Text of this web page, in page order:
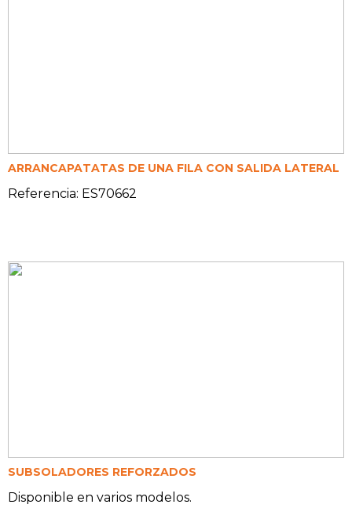
ARRANCAPATATAS DE UNA FILA CON SALIDA LATERAL
Referencia: ES70662
SUBSOLADORES REFORZADOS
Disponible en varios modelos.